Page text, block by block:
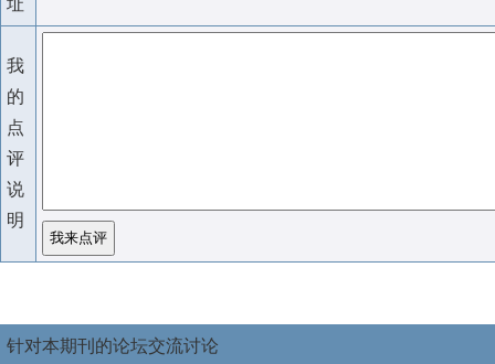
址
我
的
点
评
说
明
针对本期刊的论坛交流讨论